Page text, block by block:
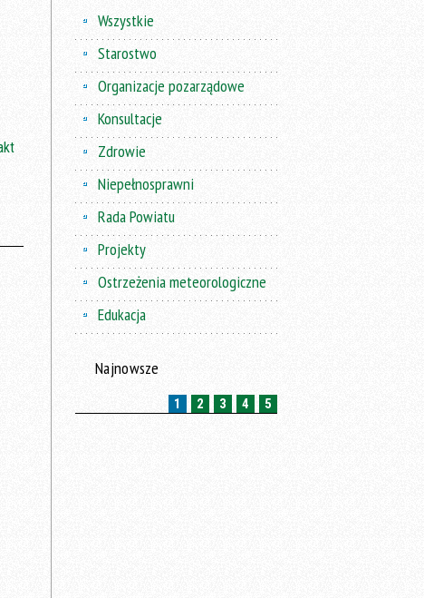
Wszystkie
Starostwo
Organizacje pozarządowe
Konsultacje
Zdrowie
Niepełnosprawni
Rada Powiatu
Projekty
Ostrzeżenia meteorologiczne
Edukacja
Najnowsze
1 2 3 4 5